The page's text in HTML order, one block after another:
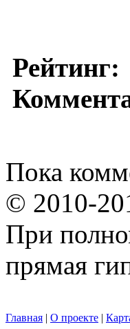
Рейтинг:
Пока
© 2010-
При
прямая
Главная | О проекте |